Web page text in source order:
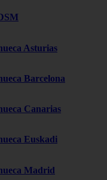
Asturias
Barcelona
Canarias
Euskadi
Madrid